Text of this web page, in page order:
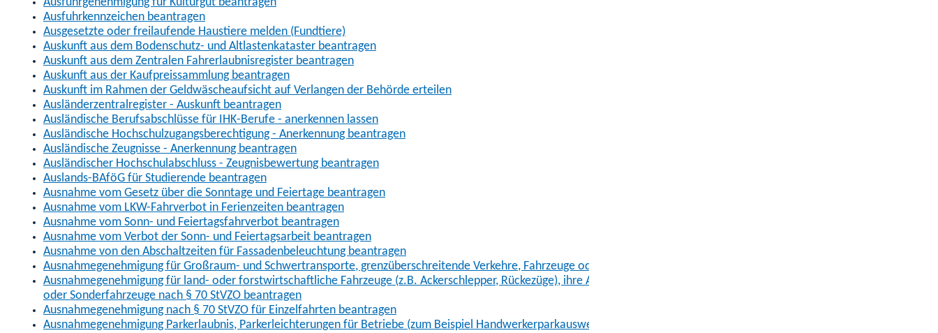
Ausfuhrgenehmigung für Kulturgut beantragen
Ausfuhrkennzeichen beantragen
Ausgesetzte oder freilaufende Haustiere melden (Fundtiere)
Auskunft aus dem Bodenschutz- und Altlastenkataster beantragen
Auskunft aus dem Zentralen Fahrerlaubnisregister beantragen
Auskunft aus der Kaufpreissammlung beantragen
Auskunft im Rahmen der Geldwäscheaufsicht auf Verlangen der Behörde erteilen
Ausländerzentralregister - Auskunft beantragen
Ausländische Berufsabschlüsse für IHK-Berufe - anerkennen lassen
Ausländische Hochschulzugangsberechtigung - Anerkennung beantragen
Ausländische Zeugnisse - Anerkennung beantragen
Ausländischer Hochschulabschluss - Zeugnisbewertung beantragen
Auslands-BAföG für Studierende beantragen
Ausnahme vom Gesetz über die Sonntage und Feiertage beantragen
Ausnahme vom LKW-Fahrverbot in Ferienzeiten beantragen
Ausnahme vom Sonn- und Feiertagsfahrverbot beantragen
Ausnahme vom Verbot der Sonn- und Feiertagsarbeit beantragen
Ausnahme von den Abschaltzeiten für Fassadenbeleuchtung beantragen
Ausnahmegenehmigung für Großraum- und Schwertransporte, grenzüberschreitende Verkehre, Fahrzeuge oder Fahrzeugkombinationen nach § 70 StVZO beantragen
Ausnahmegenehmigung für land- oder forstwirtschaftliche Fahrzeuge (z.B. Ackerschlepper, Rückezüge), ihre Anhänger, Arbeitsmaschinen (z.B. Gabelstapler, Mähdrescher)
oder Sonderfahrzeuge nach § 70 StVZO beantragen
Ausnahmegenehmigung nach § 70 StVZO für Einzelfahrten beantragen
Ausnahmegenehmigung Parkerlaubnis, Parkerleichterungen für Betriebe (zum Beispiel Handwerkerparkausweis)